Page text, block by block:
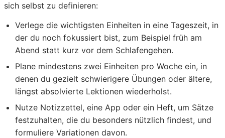
sich selbst zu definieren:
Verlege die wichtigsten Einheiten in eine Tageszeit, in
der du noch fokussiert bist, zum Beispiel früh am
Abend statt kurz vor dem Schlafengehen.
Plane mindestens zwei Einheiten pro Woche ein, in
denen du gezielt schwierigere Übungen oder ältere,
längst absolvierte Lektionen wiederholst.
Nutze Notizzettel, eine App oder ein Heft, um Sätze
festzuhalten, die du besonders nützlich findest, und
formuliere Variationen davon.